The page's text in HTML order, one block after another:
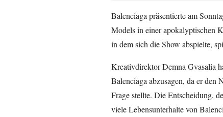
Balenciaga präsentierte am
Models in einer apokalyptischen
in dem sich die Show abspielte,
Kreativdirektor Demna Gvasalia
Balenciaga abzusagen, da er
Frage stellte. Die Entscheidung,
viele Lebensunterhalte von